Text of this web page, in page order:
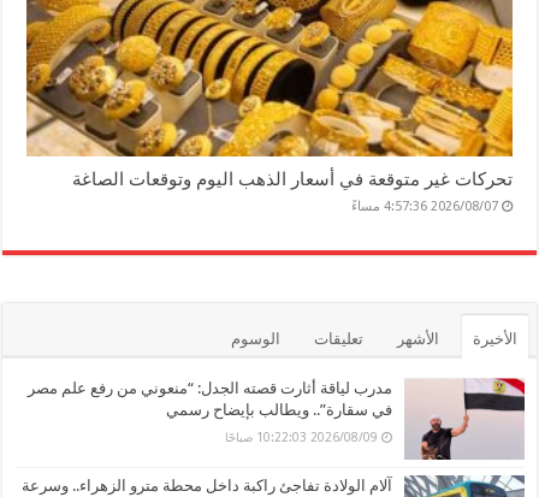
تحركات غير متوقعة في أسعار الذهب اليوم وتوقعات الصاغة
2026/08/07 4:57:36 مساءً
الأخيرة الأشهر تعليقات الوسوم
مدرب لياقة أثارت قصته الجدل: “منعوني من رفع علم مصر
في سقارة”.. ويطالب بإيضاح رسمي
2026/08/09 10:22:03 صباحًا
آلام الولادة تفاجئ راكبة داخل محطة مترو الزهراء.. وسرعة